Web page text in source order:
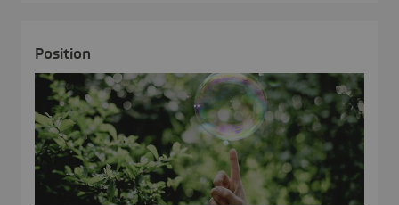
Posi­tion